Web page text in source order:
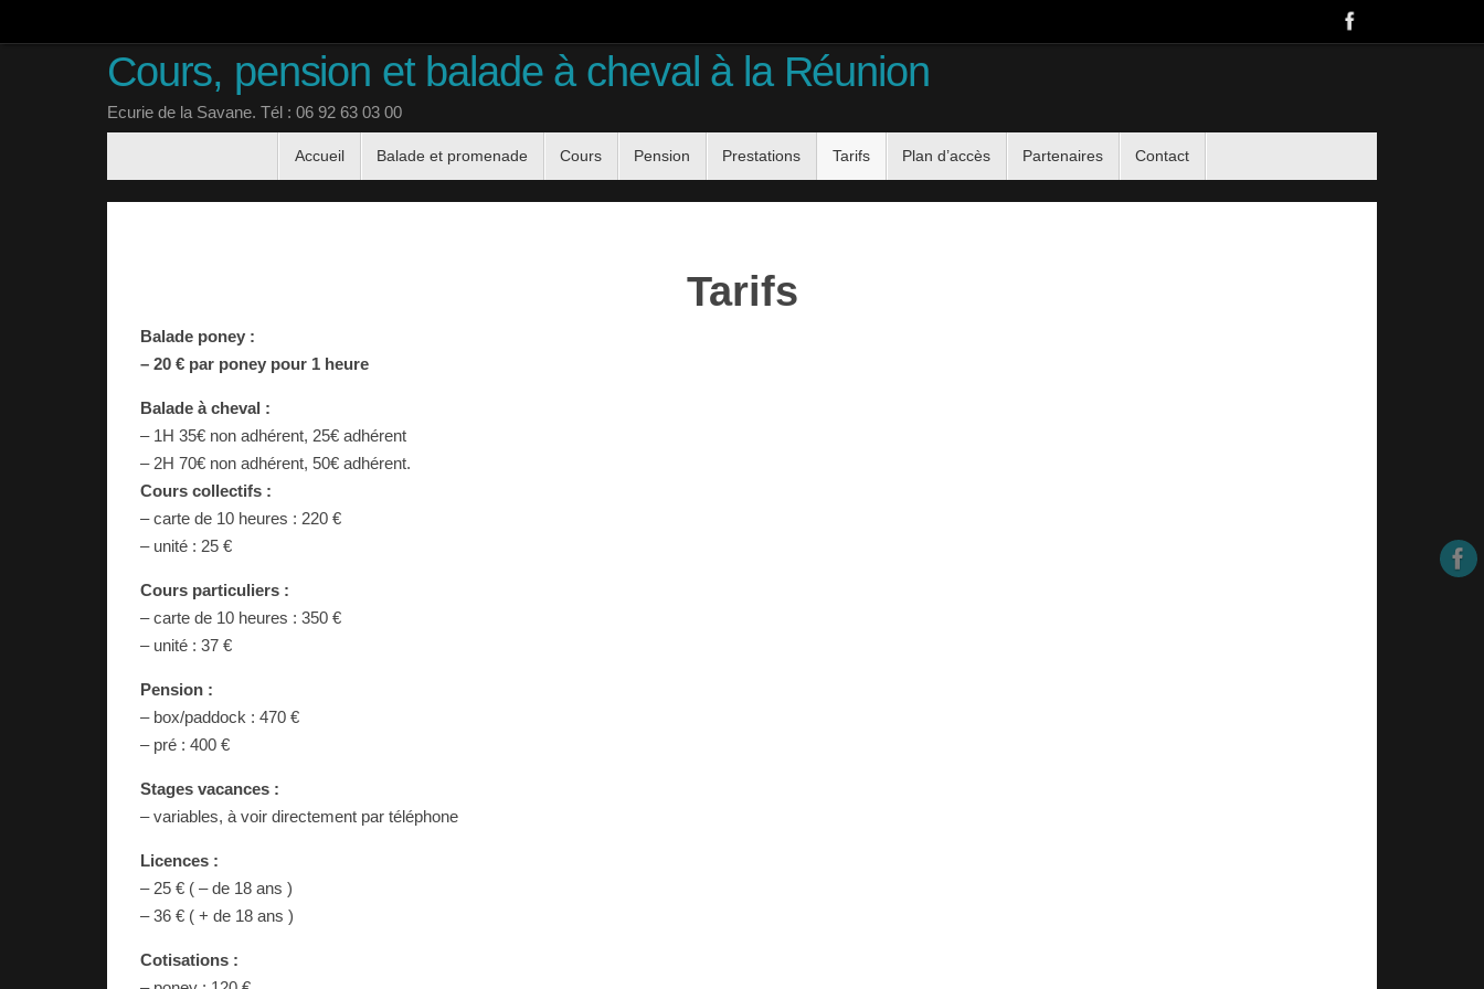
au
Cours, pension et balade à cheval à la Réunion
Ecurie de la Savane. Tél : 06 92 63 03 00
Accueil Balade et promenade Cours Pension Prestations Tarifs Plan d’accès Partenaires Contact
Tarifs
Balade poney :
– 20 € par poney pour 1 heure
Balade à cheval :
– 1H 35€ non adhérent, 25€ adhérent
– 2H 70€ non adhérent, 50€ adhérent.
Cours collectifs :
– carte de 10 heures : 220 €
– unité : 25 €
Cours particuliers :
– carte de 10 heures : 350 €
– unité : 37 €
Pension :
– box/paddock : 470 €
– pré : 400 €
Stages vacances :
– variables, à voir directement par téléphone
Licences :
– 25 € ( – de 18 ans )
– 36 € ( + de 18 ans )
Cotisations :